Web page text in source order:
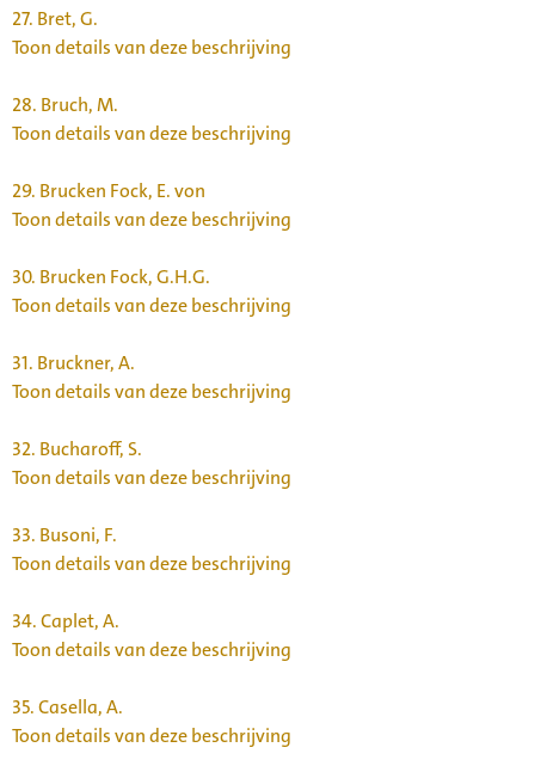
27. Bret, G.
Toon details van deze beschrijving
28. Bruch, M.
Toon details van deze beschrijving
29. Brucken Fock, E. von
Toon details van deze beschrijving
30. Brucken Fock, G.H.G.
Toon details van deze beschrijving
31. Bruckner, A.
Toon details van deze beschrijving
32. Bucharoff, S.
Toon details van deze beschrijving
33. Busoni, F.
Toon details van deze beschrijving
34.Caplet, A.
Toon details van deze beschrijving
35.Casella, A.
Toon details van deze beschrijving